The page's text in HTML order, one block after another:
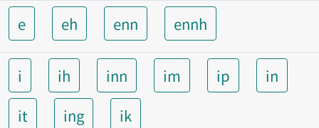
e eh enn ennh
i ih inn im ip
in
it
ing ik